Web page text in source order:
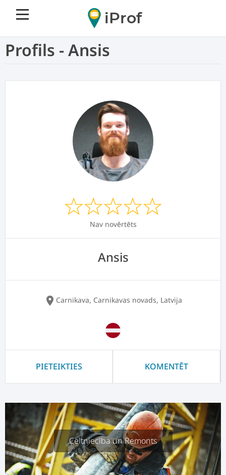
iProf
Profils - Ansis
Nav novērtēts
Ansis
location_on Carnikava, Carnikavas novads, Latvija
PIETEIKTIES KOMENTĒT
Celtniecība un Remonts